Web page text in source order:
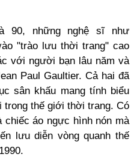
90, những nghệ sĩ như
"trào lưu thời trang" cao
với người bạn lâu năm và
Paul Gaultier. Cả hai đã
sân khấu mang tính biểu
trong thế giới thời trang. Có
chiếc áo ngực hình nón mà
lưu diễn vòng quanh thế